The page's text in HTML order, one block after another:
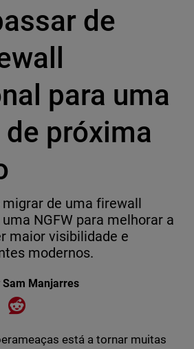
de
para uma
próxima
de uma firewall
NGFW para melhorar a
maior visibilidade e
modernos.
Sam Manjarres
Facebook
on X
Share on Reddit
está a tornar muitas